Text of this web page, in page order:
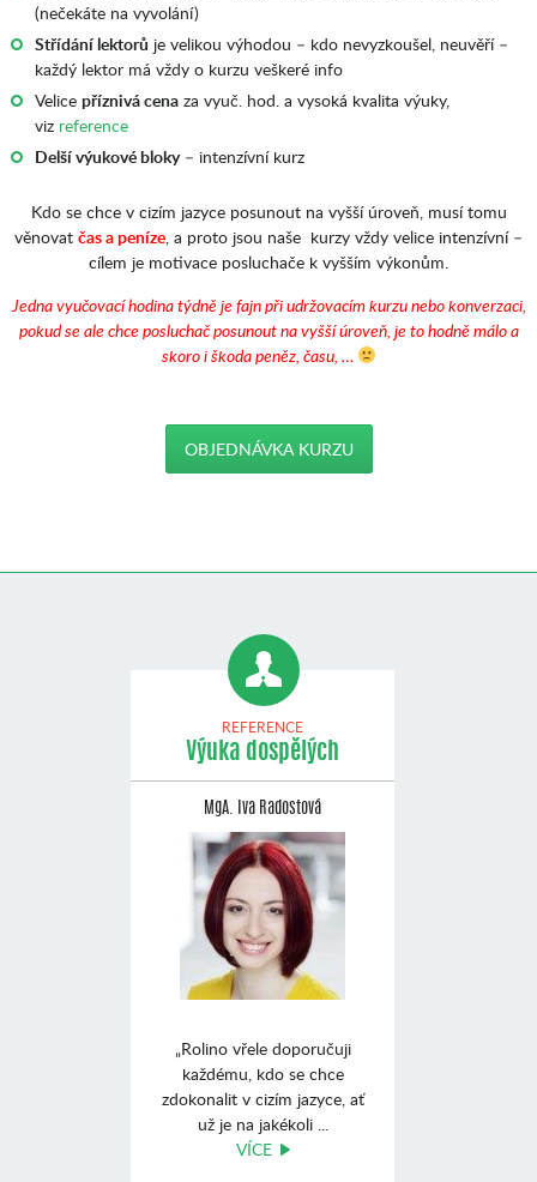
(nečekáte na vyvolání)
Střídání lektorů je velikou výhodou – kdo nevyzkoušel, neuvěří –
každý lektor má vždy o kurzu veškeré info
Velice příznivá cenaza vyuč. hod. a vysoká kvalita výuky,
viz reference
Delší výukové bloky– intenzívní kurz
Kdo se chce v cizím jazyce posunout na vyšší úroveň, musí tomu
věnovat čas a peníze, a proto jsou naše kurzy vždy velice intenzívní –
cílem je motivace posluchače k vyšším výkonům.
Jedna vyučovací hodina týdně je fajn při udržovacím kurzu nebo konverzaci,
pokud se ale chce posluchač posunout na vyšší úroveň, je to hodně málo a
skoro i škoda peněz, času, …
OBJEDNÁVKA KURZU
REFERENCE
Výuka dospělých
MgA. Iva Radostová
„Rolino vřele doporučuji
každému, kdo se chce
zdokonalit v cizím jazyce, ať
už je na jakékoli ...
VÍCE